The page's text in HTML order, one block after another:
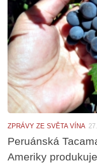
ZPRÁVY ZE SVĚTA VÍNA
Peruánská
Ameriky